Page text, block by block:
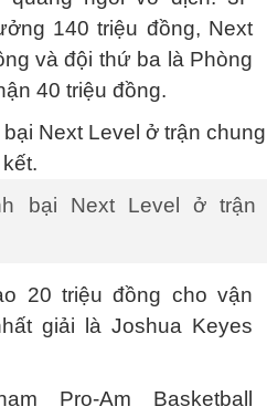
140 triệu đồng, Next
và đội thứ ba là Phòng
40 triệu đồng.
bại Next Level ở trận
20 triệu đồng cho vận
giải là Joshua Keyes
Pro-Am Basketball